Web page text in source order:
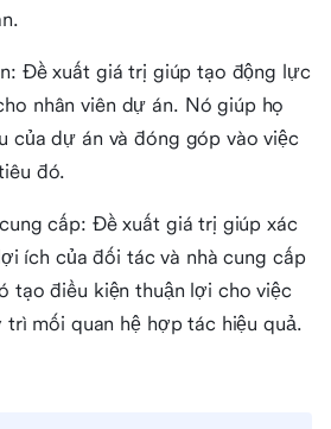
Đề xuất giá trị giúp tạo động lực
nhân viên dự án. Nó giúp họ
của dự án và đóng góp vào việc
đó.
cấp: Đề xuất giá trị giúp xác
ích của đối tác và nhà cung cấp
tạo điều kiện thuận lợi cho việc
trì mối quan hệ hợp tác hiệu quả.